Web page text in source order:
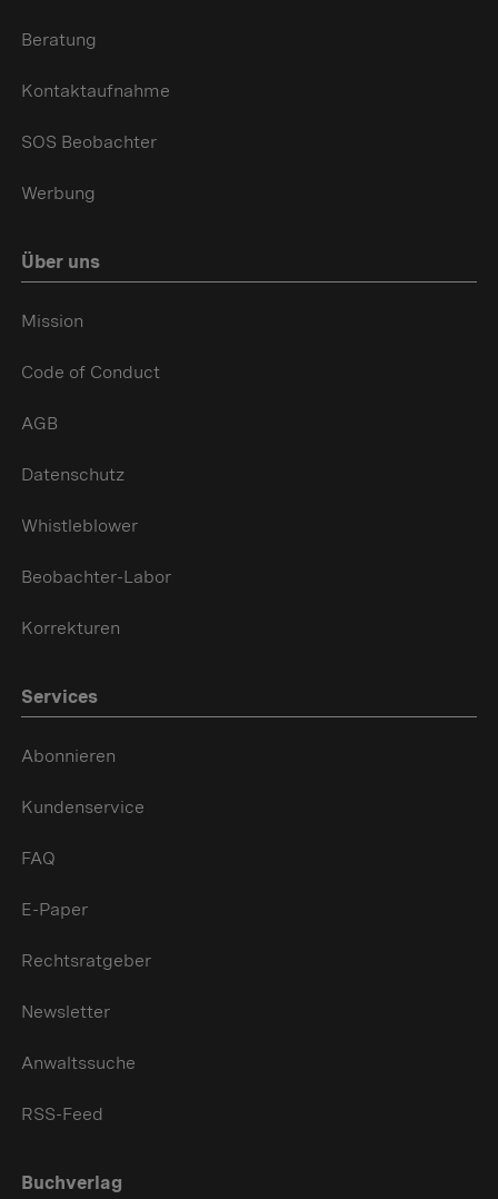
Beratung
Kontaktaufnahme
SOS Beobachter
Werbung
Über uns
Mission
Code of Conduct
AGB
Datenschutz
Whistleblower
Beobachter-Labor
Korrekturen
Services
Abonnieren
Kundenservice
FAQ
E-Paper
Rechtsratgeber
Newsletter
Anwaltssuche
RSS-Feed
Buchverlag